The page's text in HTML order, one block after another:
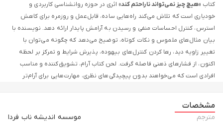
کتاب «هیچ‌ چیز نمی‌تواند ناراحتم کند» اثری در حوزه روانشناسی کاربردی و
خودیاری است که تلاش می‌کند راه‌هایی ساده، قابل‌عمل و روزمره برای کاهش
استرس، کنترل احساسات منفی و رسیدن به آرامش پایدار ارائه دهد. نویسنده با
بیان مثال‌های ملموس و نکات کوتاه، توضیح می‌دهد که چگونه می‌توان با
تغییر زاویه دید، رها کردن کنترل‌های بیهوده، پذیرش شرایط و تمرکز بر لحظه
اکنون، از فشارهای ذهنی فاصله گرفت. لحن کتاب آرام، تشویق‌کننده و مناسب
افرادی است که می‌خواهند بدون پیچیدگی‌های نظری، مهارت‌هایی برای آرام‌تر
انتشارات آدبا تکیه بر تیمی جوان، پویا و پرتلاش، در عرصه نشر فعالیت می‌کند و
با هدف ترویج دانش و فرهنگ، به تالیف و انتشار کتاب‌های ارزشمند و تأثیرگذار
مشخصات
مترجم
موسسه اندیشه ناب فردا